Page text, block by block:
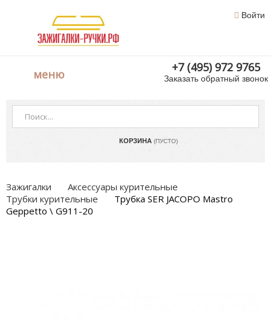
Войти
меню +7 (495) 972 9765
Заказать обратный звонок
КОРЗИНА (ПУСТО)
Зажигалки
Аксессуары курительные
Трубки курительные
Трубка SER JACOPO Mastro
Geppetto \ G911-20